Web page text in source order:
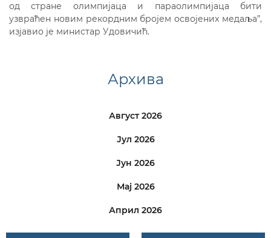
од стране олимпијаца и параолимпијаца бити
узвраћен новим рекордним бројем освојених медаља”,
изјавио је министар Удовичић.
Архива
Август 2026
Јул 2026
Јун 2026
Мај 2026
Април 2026